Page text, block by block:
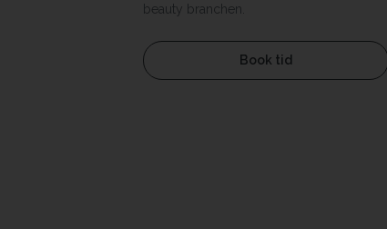
beauty branchen.
Book tid